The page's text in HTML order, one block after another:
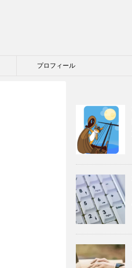
プロフィール